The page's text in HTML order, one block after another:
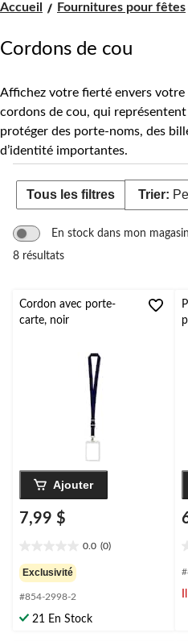
Accueil Fournitures pour fêtes
Cordons de cou
Affichez votre fierté envers votre
cordons de cou, qui
protéger des porte-noms, des
d’identité importantes.
Tous les filtres Trier:
En stock dans mon magasin
8 résultats
Cordon avec porte-
carte, noir
Ajouter
7,99 $
0.0 (0)
étoile(s)
sur
5.
Exclusivité
#854-2998-2
21 En Stock